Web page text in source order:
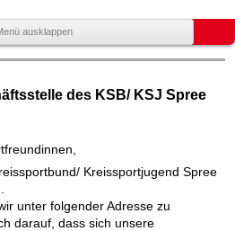
ausklappen
Inhalt
des KSB/ KSJ Spree
Kreissportjugend Spree
unter folgender Adresse zu
darauf, dass sich unsere